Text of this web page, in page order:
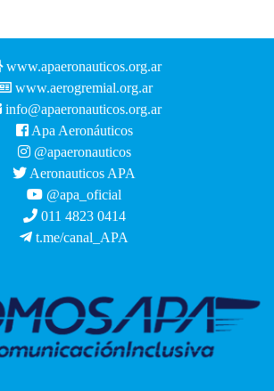
www.apaeronauticos.org.ar
www.aerogremial.org.ar
info@apaeronauticos.org.ar
Apa Aeronáuticos
@apaeronauticos
Aeronauticos APA
@apa_oficial
011 4823 0414
t.me/canal_APA